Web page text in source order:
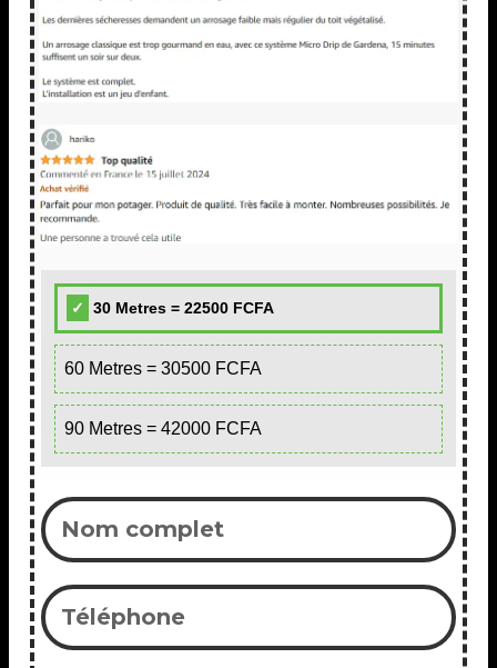
30 Metres = 22500 FCFA
60 Metres = 30500 FCFA
90 Metres = 42000 FCFA